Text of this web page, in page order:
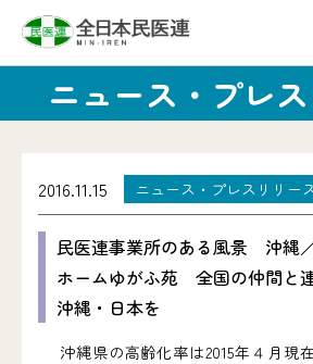
ニュース・プレ
2016.11.15 ニュース・プレスリリー
民医連事業所のある風景 沖縄
ホームゆがふ苑 全国の仲間と
沖縄・日本を
沖縄県の高齢化率は2015年４月現在